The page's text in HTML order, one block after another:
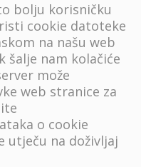
bolju korisničku
cookie datoteke
na našu web
šalje nam kolačiće
može
web stranice za
o cookie
utječu na doživljaj